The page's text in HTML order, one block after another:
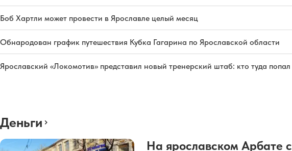
Боб Хартли может провести в Ярославле целый месяц
Обнародован график путешествия Кубка Гагарина по Ярославской области
Ярославский «Локомотив» представил новый тренерский штаб: кто туда попал
Деньги
На ярославском Арбате с